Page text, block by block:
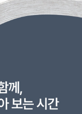
필요한 내용은 다 들었
공부할 수 있다. 본인
출 문제 먼저 풀고, 이론
. 문제를 풀고 이론을 읽
.<컴활에 대해 아무것도
하고 싶다면?><마땅한
험 버전 개정으로 202